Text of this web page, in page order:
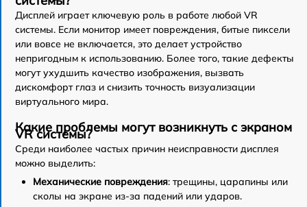
Дисплей играет ключевую роль в работе любой VR
системы. Если монитор имеет повреждения, битые пиксели
или вовсе не включается, это делает устройство
непригодным к использованию. Более того, такие дефекты
могут ухудшить качество изображения, вызвать
дискомфорт глаз и снизить точность визуализации
виртуального мира.
Какие проблемы могут возникнуть с экраном
VR системы?
Среди наиболее частых причин неисправности дисплея
можно выделить:
Механические повреждения: трещины, царапины или
сколы на экране из-за падений или ударов.